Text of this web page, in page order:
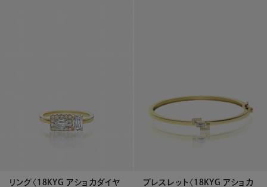
リング〈18KYG アショカダイヤ
ブレスレット〈18KYG アショカ